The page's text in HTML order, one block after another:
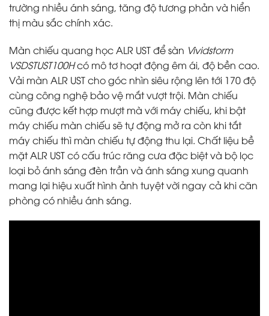
trường nhiều ánh sáng, tăng độ tương phản và hiển
thị màu sắc chính xác.
Màn chiếu quang học ALR UST để sàn Vividstorm
VSDSTUST100Hcó mô tơ hoạt động êm ái, độ bền cao.
Vải màn ALR UST cho góc nhìn siêu rộng lên tới 170 độ
cùng công nghệ bảo vệ mắt vượt trội. Màn chiếu
cũng được kết hợp mượt mà với máy chiếu, khi bật
máy chiếu màn chiếu sẽ tự động mở ra còn khi tắt
máy chiếu thì màn chiếu tự động thu lại. Chất liệu bề
mặt ALR UST có cấu trúc răng cưa đặc biệt và bộ lọc
loại bỏ ánh sáng đèn trần và ánh sáng xung quanh
mang lại hiệu xuất hình ảnh tuyệt vời ngay cả khi căn
phòng có nhiều ánh sáng.